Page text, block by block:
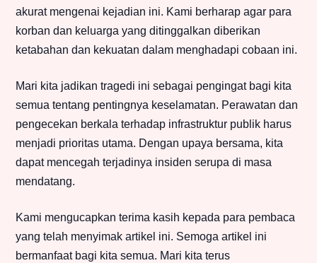
akurat mengenai kejadian ini. Kami berharap agar para
korban dan keluarga yang ditinggalkan diberikan
ketabahan dan kekuatan dalam menghadapi cobaan ini.
Mari kita jadikan tragedi ini sebagai pengingat bagi kita
semua tentang pentingnya keselamatan. Perawatan dan
pengecekan berkala terhadap infrastruktur publik harus
menjadi prioritas utama. Dengan upaya bersama, kita
dapat mencegah terjadinya insiden serupa di masa
mendatang.
Kami mengucapkan terima kasih kepada para pembaca
yang telah menyimak artikel ini. Semoga artikel ini
bermanfaat bagi kita semua. Mari kita terus